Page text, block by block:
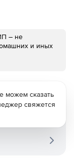
– не
и иных
можем сказать
свяжется